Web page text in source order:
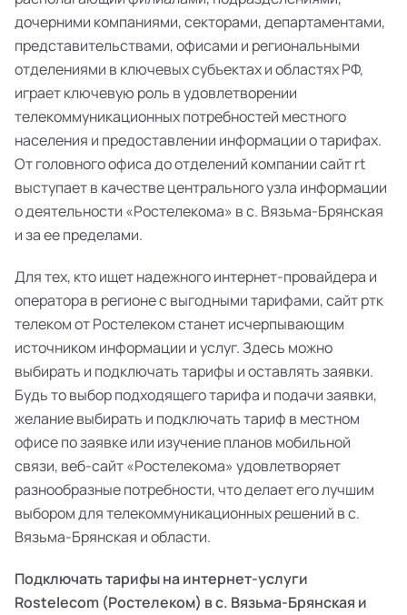
дочерними компаниями, секторами, департаментами,
представительствами, офисами и региональными
отделениями в ключевых субъектах и областях РФ,
играет ключевую роль в удовлетворении
телекоммуникационных потребностей местного
населения и предоставлении информации о тарифах.
От головного офиса до отделений компании сайт rt
выступает в качестве центрального узла информации
о деятельности «Ростелекома» в с. Вязьма-Брянская
и за ее пределами.
Для тех, кто ищет надежного интернет-провайдера и
оператора в регионе с выгодными тарифами, сайт ртк
телеком от Ростелеком станет исчерпывающим
источником информации и услуг. Здесь можно
выбирать и подключать тарифы и оставлять заявки.
Будь то выбор подходящего тарифа и подачи заявки,
желание выбирать и подключать тариф в местном
офисе по заявке или изучение планов мобильной
связи, веб-сайт «Ростелекома» удовлетворяет
разнообразные потребности, что делает его лучшим
выбором для телекоммуникационных решений в с.
Вязьма-Брянская и области.
Подключать тарифы на интернет-услуги
Rostelecom (Ростелеком) в с. Вязьма-Брянская и